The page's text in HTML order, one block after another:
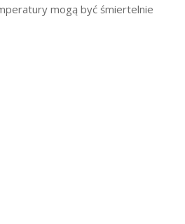
mogą być śmiertelnie